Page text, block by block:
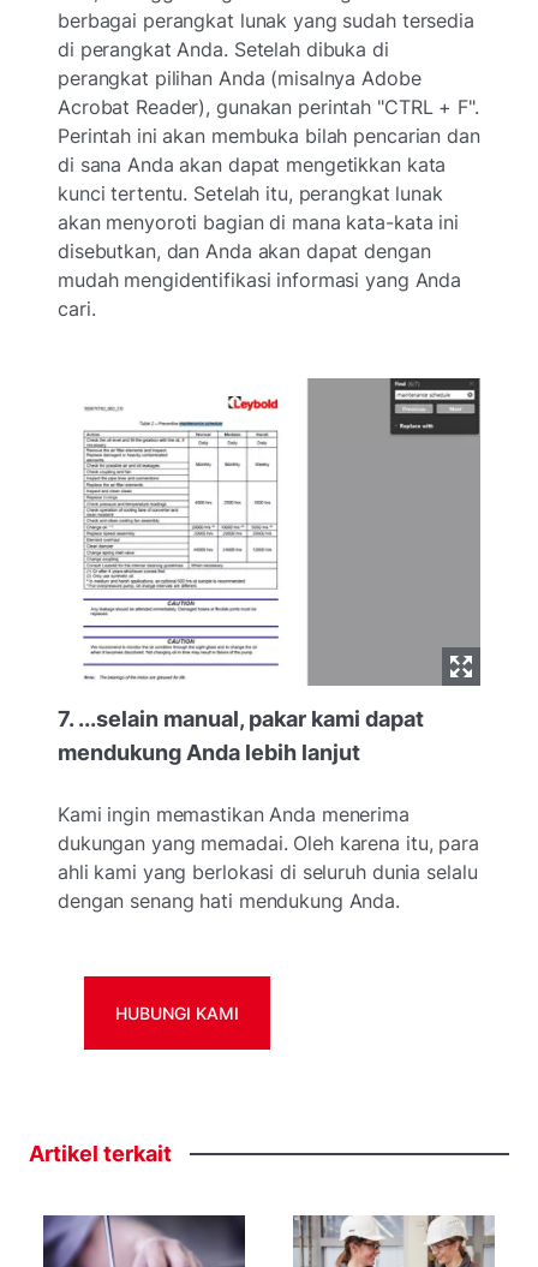
berbagai perangkat lunak yang sudah tersedia
di perangkat Anda. Setelah dibuka di
perangkat pilihan Anda (misalnya Adobe
Acrobat Reader), gunakan perintah "CTRL + F".
Perintah ini akan membuka bilah pencarian dan
di sana Anda akan dapat mengetikkan kata
kunci tertentu. Setelah itu, perangkat lunak
akan menyoroti bagian di mana kata-kata ini
disebutkan, dan Anda akan dapat dengan
mudah mengidentifikasi informasi yang Anda
cari.
7. ...selain manual, pakar kami dapat
mendukung Anda lebih lanjut
Kami ingin memastikan Anda menerima
dukungan yang memadai. Oleh karena itu, para
ahli kami yang berlokasi di seluruh dunia selalu
dengan senang hati mendukung Anda.
HUBUNGI KAMI
Artikel terkait